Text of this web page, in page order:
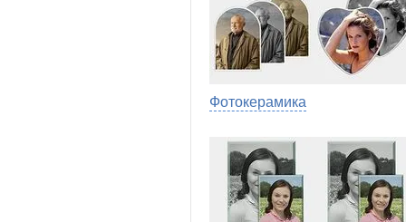
Фотокерамика